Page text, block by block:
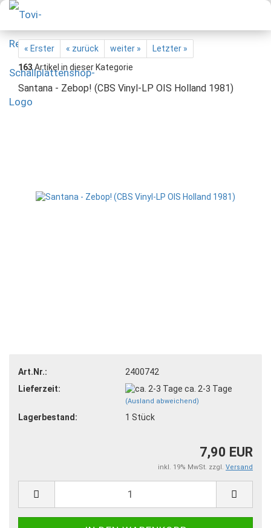
« Erster « zurück weiter »
Letzter »
163Artikel in dieser Kategorie
Santana - Zebop! (CBS Vinyl-LP OIS Holland 1981)
Art.Nr.:
2400742
Lieferzeit:
ca. 2-3 Tage
(Ausland abweichend)
Lagerbestand: 1 Stück
7,90 EUR
inkl. 19% MwSt. zzgl. Versand